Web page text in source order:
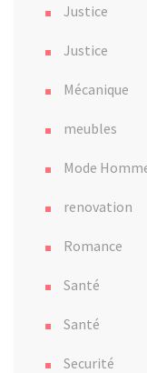
Justice
Justice
Mécanique
meubles
Mode
renovation
Romance
Santé
Santé
Securité